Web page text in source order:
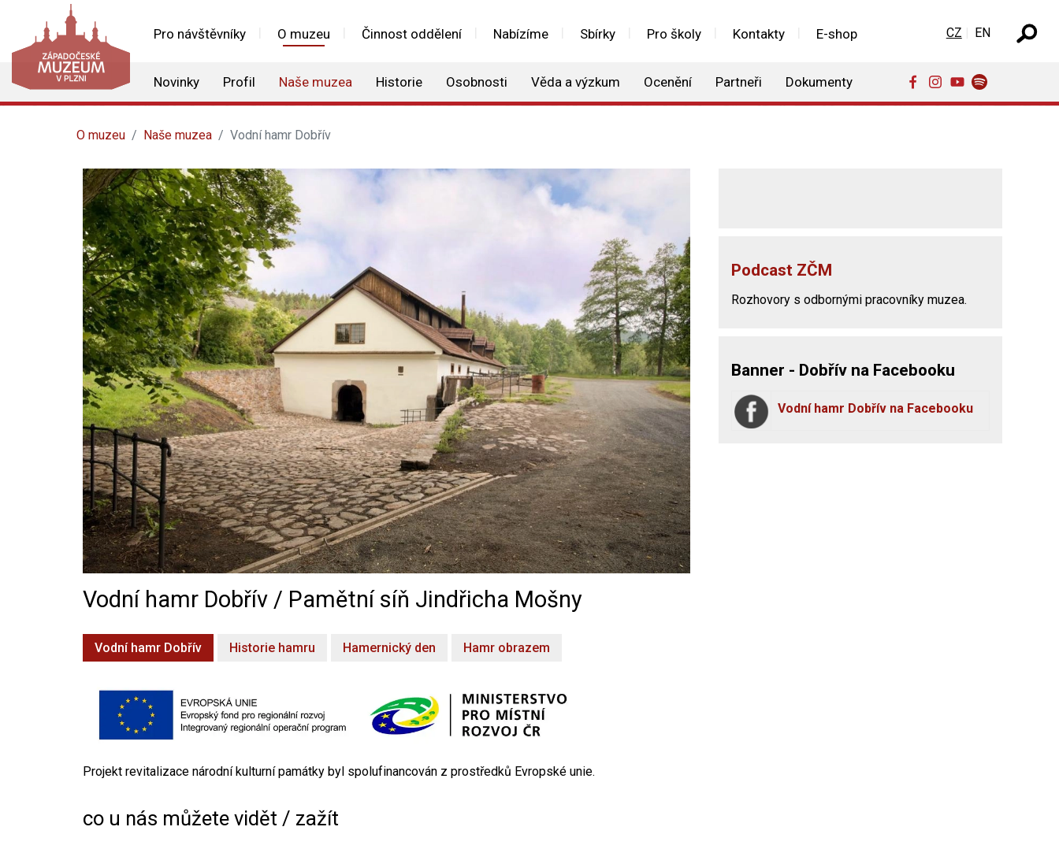
Pro návštěvníky O muzeu Činnost oddělení Nabízíme Sbírky Pro školy Kontakty E-shop
Novinky Profil Naše muzea Historie Osobnosti Věda a výzkum Ocenění Partneři Dokumenty
Zvolte jazyk
CZ EN
O muzeu Naše muzea Vodní hamr Dobřív
Vodní hamr Dobřív / Pamětní síň Jindřicha Mošny
Vodní hamr Dobřív Historie hamru Hamernický den Hamr obrazem
Projekt revitalizace národní kulturní památky byl spolufinancován z prostředků Evropské unie.
co u nás můžete vidět / zažít
Podcast ZČM
Rozhovory s odbornými pracovníky muzea.
Banner - Dobřív na Facebooku
Vodní hamr Dobřív na Facebooku